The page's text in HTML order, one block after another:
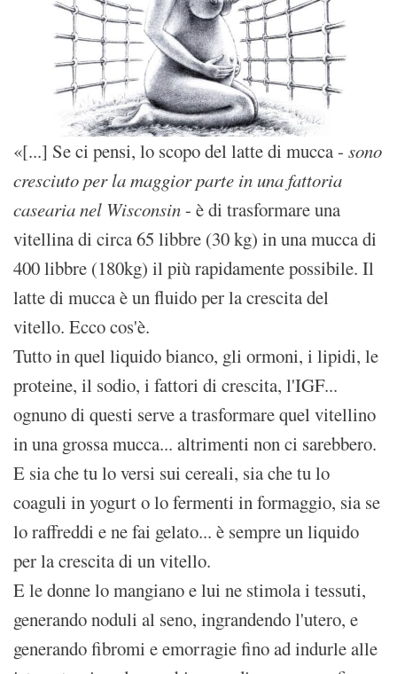
«[...] Se ci pensi, lo scopo del latte di mucca - sono
cresciuto per la maggior parte in una fattoria
casearia nel Wisconsin- è di trasformare una
vitellina di circa 65 libbre (30 kg) in una mucca di
400 libbre (180kg) il più rapidamente possibile. Il
latte di mucca è un fluido per la crescita del
vitello. Ecco cos'è.
Tutto in quel liquido bianco, gli ormoni, i lipidi, le
proteine, il sodio, i fattori di crescita, l'IGF...
ognuno di questi serve a trasformare quel vitellino
in una grossa mucca... altrimenti non ci sarebbero.
E sia che tu lo versi sui cereali, sia che tu lo
coaguli in yogurt o lo fermenti in formaggio, sia se
lo raffreddi e ne fai gelato... è sempre un liquido
per la crescita di un vitello.
E le donne lo mangiano e lui ne stimola i tessuti,
generando noduli al seno, ingrandendo l'utero, e
generando fibromi e emorragie fino ad indurle alle